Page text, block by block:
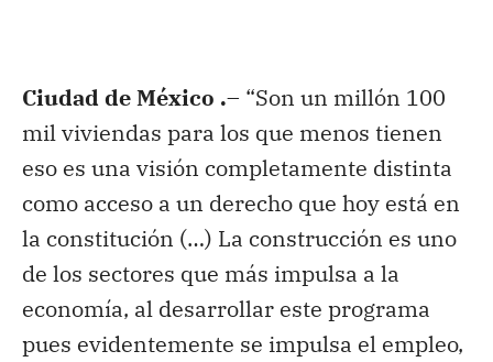
Ciudad de México .– “Son un millón 100
mil viviendas para los que menos tienen
eso es una visión completamente distinta
como acceso a un derecho que hoy está en
la constitución (…) La construcción es uno
de los sectores que más impulsa a la
economía, al desarrollar este programa
pues evidentemente se impulsa el empleo,